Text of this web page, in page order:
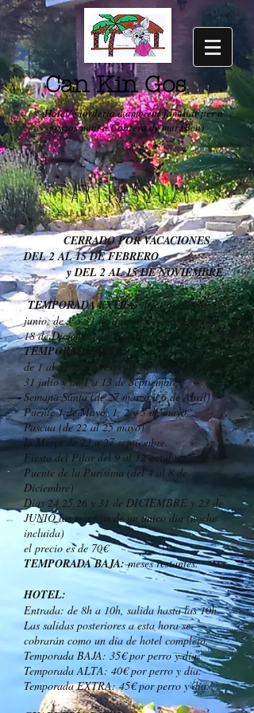
Can Kin Gos
Hotel/guarderia d,ambient familiar per a
gossos mini a Cabrera de mar (Bcn)
TARIFAS2026
CERRADO POR VACACIONES
DEL 2 AL 15 DE FEBRERO
y DEL 2 AL 15 DE NOVIEMBRE
TEMPORADA EXTRA: del 19 al 28 de
junio, de 1 a 31 de agosto yNavidades (de
18 de Diciembre al 7 de Enero)
TEMPORADA ALTA:
de 1 al 31 Junio (excepto de 19 a 28) del 1 al
31 julio y de 1 a 13 de Septiembre.
Semana Santa (de 27 marzo a 6 de Abril)
Puente 1 de Mayo. 1, 2 y 3 de mayo.
Pascua (de 22 al 25 mayo)
la Merçe de 23 a 27 septiembre.
Fiesta del Pilar del 9 al 12 octubre.
Puente de la Purísima (del 4 al 8 de
Diciembre)
Días 24,25,26 y 31 de DICIEMBRE y 23 de
JUNIO las reservas de un único día (noche
incluida)
el precio es de 70€
TEMPORADA BAJA:meses restantes.
HOTEL:
Entrada: de 8h a 10h, salida hasta las 10h.
Las salidas posteriores a esta hora se
cobrarán como un día de hotel completo.
Temporada BAJA: 35€ por perro y día.
Temporada ALTA: 40€ por perro y día.
Temporada EXTRA: 45€ por perro y día.